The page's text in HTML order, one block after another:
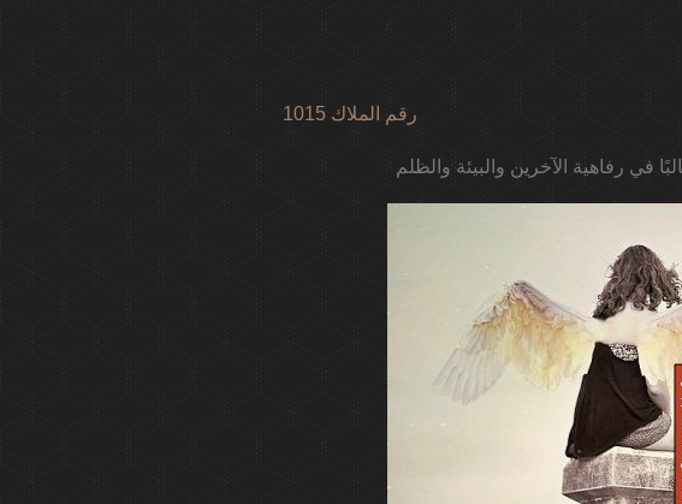
1015 رقم الملاك